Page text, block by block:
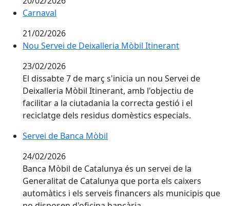
Carnaval
Carnaval
21/02/2026
Nou Servei de Deixalleria Mòbil Itinerant
Nou Servei de Deixalleria Mòbil Itinerant
23/02/2026
El dissabte 7 de març s'inicia un nou Servei de
Deixalleria Mòbil Itinerant, amb l'objectiu de
facilitar a la ciutadania la correcta gestió i el
reciclatge dels residus domèstics especials.
Servei de Banca Mòbil
24/02/2026
Banca Mòbil de Catalunya és un servei de la
Generalitat de Catalunya que porta els caixers
automàtics i els serveis financers als municipis que